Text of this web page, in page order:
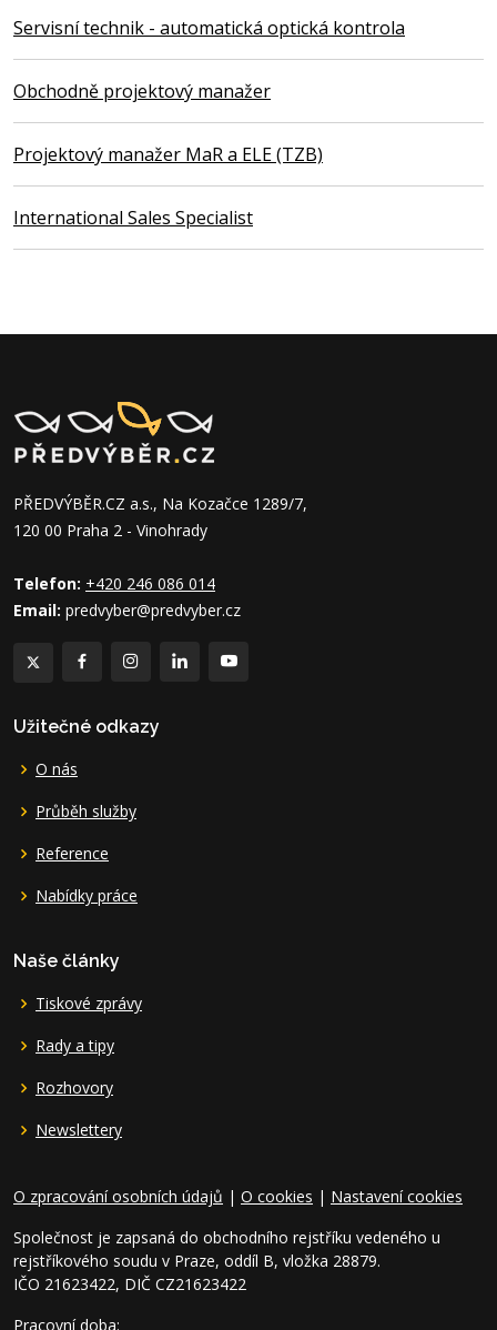
Servisní technik - automatická optická kontrola
Obchodně projektový manažer
Projektový manažer MaR a ELE (TZB)
International Sales Specialist
PŘEDVÝBĚR.CZ a.s., Na Kozačce 1289/7,
120 00 Praha 2 - Vinohrady
Telefon: +420 246 086 014
Email: predvyber@predvyber.cz
Užitečné odkazy
O nás
Průběh služby
Reference
Nabídky práce
Naše články
Tiskové zprávy
Rady a tipy
Rozhovory
Newslettery
O zpracování osobních údajů | O cookies | Nastavení cookies
Společnost je zapsaná do obchodního rejstříku vedeného u
rejstříkového soudu v Praze, oddíl B, vložka 28879.
IČO 21623422, DIČ CZ21623422
Pracovní doba: